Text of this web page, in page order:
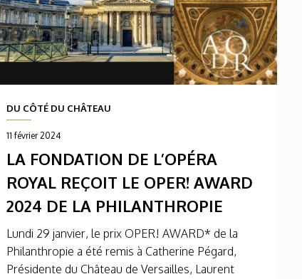
DU CÔTÉ DU CHÂTEAU
11 février 2024
LA FONDATION DE L’OPÉRA
ROYAL REÇOIT LE OPER! AWARD
2024 DE LA PHILANTHROPIE
Lundi 29 janvier, le prix OPER! AWARD* de la
Philanthropie a été remis à Catherine Pégard,
Présidente du Château de Versailles, Laurent